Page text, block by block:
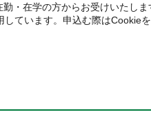
勤・在学の方からお受けいたしま
ています。申込む際はCookie